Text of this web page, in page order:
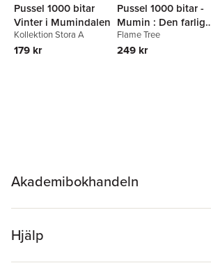
Pussel 1000 bitar
Vinter i Mumindalen
Kollektion Stora A
179 kr
Pussel 1000 bitar -
Mumin : Den farliga
resan
Flame Tree
249 kr
Akademibokhandeln
Hjälp